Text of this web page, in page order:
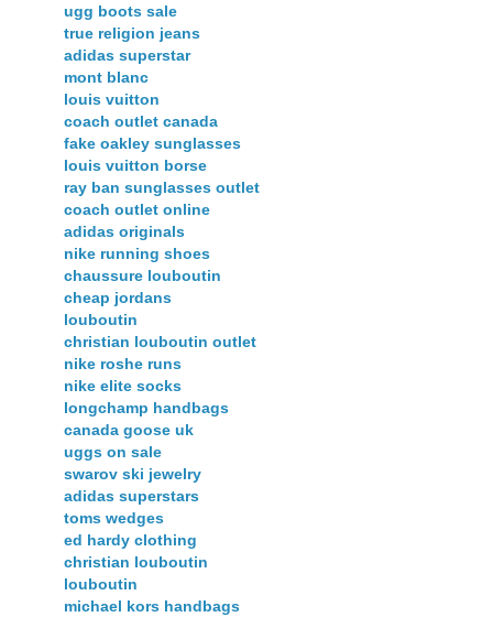
ugg boots sale
true religion jeans
adidas superstar
mont blanc
louis vuitton
coach outlet canada
fake oakley sunglasses
louis vuitton borse
ray ban sunglasses outlet
coach outlet online
adidas originals
nike running shoes
chaussure louboutin
cheap jordans
louboutin
christian louboutin outlet
nike roshe runs
nike elite socks
longchamp handbags
canada goose uk
uggs on sale
swarov ski jewelry
adidas superstars
toms wedges
ed hardy clothing
christian louboutin
louboutin
michael kors handbags